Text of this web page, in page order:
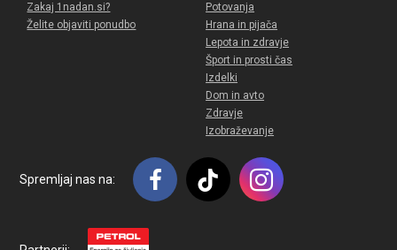
Zakaj 1nadan.si?
Želite objaviti ponudbo
Potovanja
Hrana in pijača
Lepota in zdravje
Šport in prosti čas
Izdelki
Dom in avto
Zdravje
Izobraževanje
Spremljaj nas na: